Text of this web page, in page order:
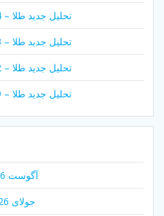
تحلیل جدید طلا – 1405/05/14
تحلیل جدید طلا – 1405/05/13
تحلیل جدید طلا – 1405/05/12
تحلیل جدید طلا – 1405/05/09
آگوست 2026
جولای 2026